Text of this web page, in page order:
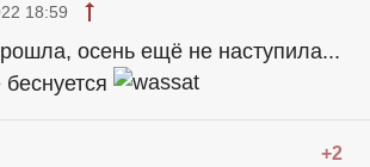
18:59
осень ещё не наступила...
+2